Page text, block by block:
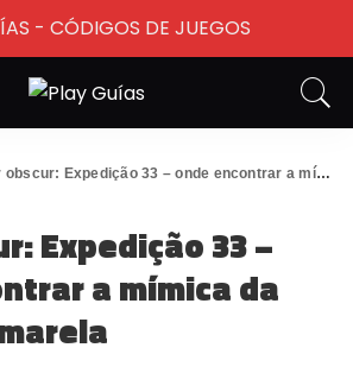
Expedição 33 – onde encontrar a mímica da colheita amarela
Expedição 33 –
a mímica da
- CÓDIGOS DE JUEGOS